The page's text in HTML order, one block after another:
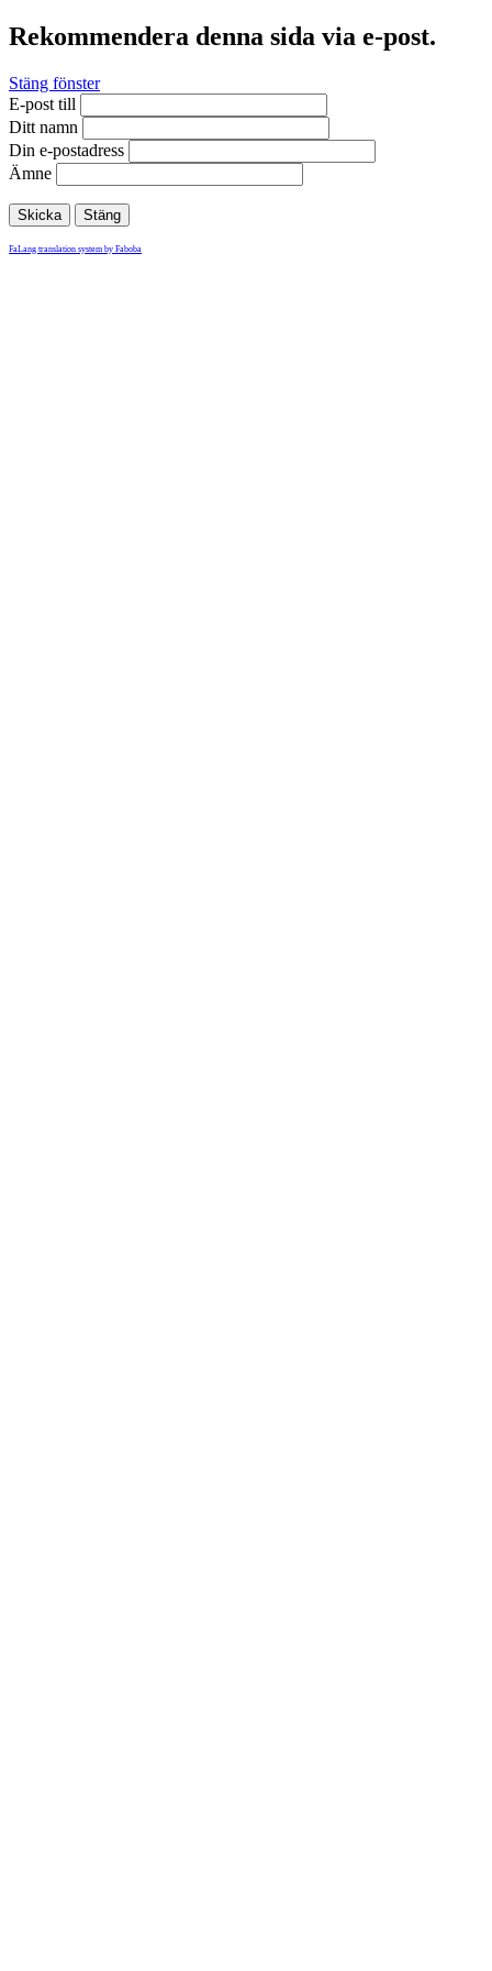
Rekommendera denna sida via e-post.
Stäng fönster
E-post till
Ditt namn
Din e-postadress
Ämne
Skicka Stäng
FaLang translation system by Faboba